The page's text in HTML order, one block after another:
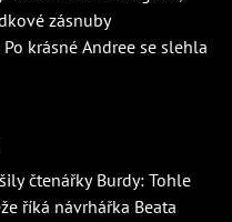
zásnuby
krásné Andree se slehla
čtenářky Burdy: Tohle
říká návrhářka Beata